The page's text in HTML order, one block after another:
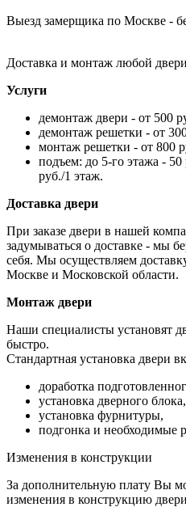
Выезд замерщика по Москве -
Доставка и монтаж любой
Услуги
демонтаж двери - от 500
демонтаж решетки - от
монтаж решетки - от 800
подъем: до 5-го этажа -
руб./1 этаж.
Доставка двери
При заказе двери в нашей
задумываться о доставке - мы
себя. Мы осуществляем
Москве и Московской области.
Монтаж двери
Наши специалисты установят
быстро.
Стандартная установка двери
доработка
установка дверного блока,
установка фурнитуры,
подгонка и необходимые
Изменения в конструкции
За дополнительную плату Вы
изменения в конструкцию